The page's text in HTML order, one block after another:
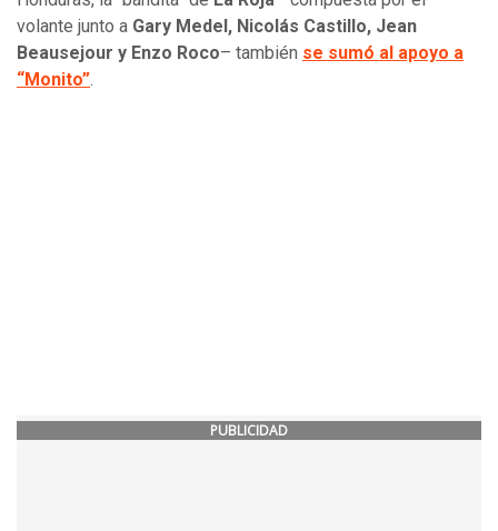
volante junto a Gary Medel, Nicolás Castillo, Jean
Beausejour y Enzo Roco– también se sumó al apoyo a
“Monito”.
PUBLICIDAD